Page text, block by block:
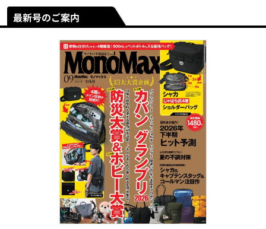
最新号のご案内